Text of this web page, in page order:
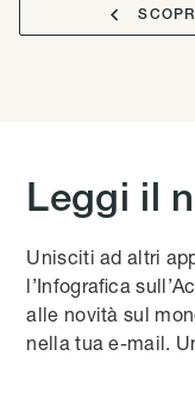

Leggi il
Unisciti ad altri
l’Infografica
alle novità sul
nella tua e-mail.